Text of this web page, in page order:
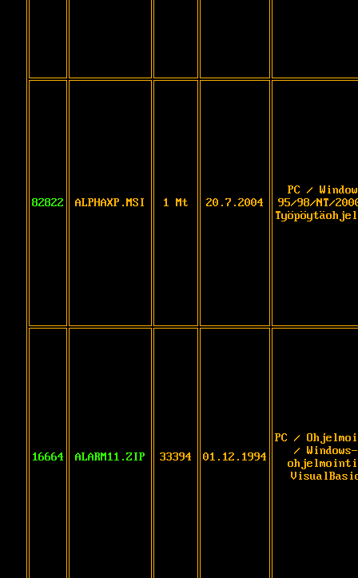
82822 ALPHAXP.MSI 1 Mt 20.7.2004
PC /
95/98/NT/
16664 ALARM11.ZIP 33394 01.12.1994
PC /
/ Windows-